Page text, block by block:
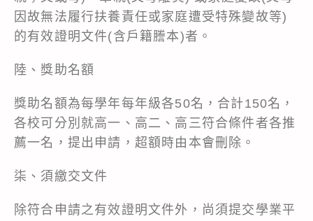
因故無法履行扶養責任或家庭遭受特殊變故等)
的有效證明文件(含戶籍謄本)者。
陸、獎助名額
獎助名額為每學年每年級各50名，合計150名，
各校可分別就高一、高二、高三符合條件者各推
薦一名，提出申請，超額時由本會刪除。
柒、須繳交文件
除符合申請之有效證明文件外，尚須提交學業平